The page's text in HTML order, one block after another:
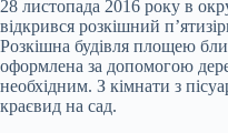
28 листопада 2016 року в
відкрився розкішний
Розкішна будівля площею
оформлена за допомогою
необхідним. З кімнати з
краєвид на сад.